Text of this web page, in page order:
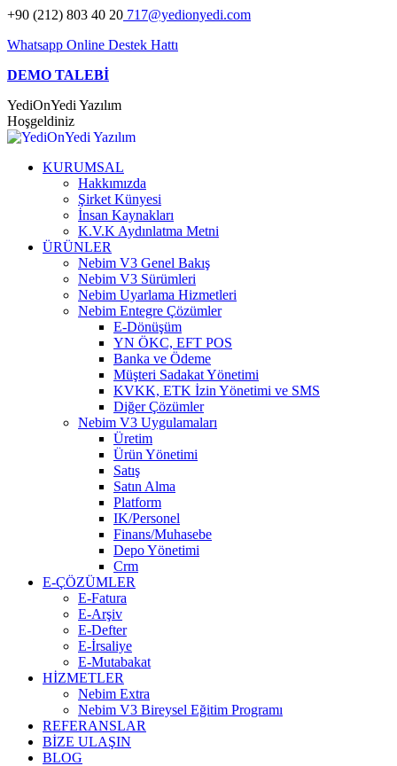
Skip
content
+90 (212) 803 40 20 717@yedionyedi.com
Whatsapp Online Destek Hattı
DEMO TALEBİ
YediOnYedi Yazılım
Hoşgeldiniz
KURUMSAL
Hakkımızda
Şirket Künyesi
İnsan Kaynakları
K.V.K Aydınlatma Metni
ÜRÜNLER
Nebim V3 Genel Bakış
Nebim V3 Sürümleri
Nebim Uyarlama Hizmetleri
Nebim Entegre Çözümler
E-Dönüşüm
YN ÖKC, EFT POS
Banka ve Ödeme
Müşteri Sadakat Yönetimi
KVKK, ETK İzin Yönetimi ve SMS
Diğer Çözümler
Nebim V3 Uygulamaları
Üretim
Ürün Yönetimi
Satış
Satın Alma
Platform
IK/Personel
Finans/Muhasebe
Depo Yönetimi
Crm
E-ÇÖZÜMLER
E-Fatura
E-Arşiv
E-Defter
E-İrsaliye
E-Mutabakat
HİZMETLER
Nebim Extra
Nebim V3 Bireysel Eğitim Programı
REFERANSLAR
BİZE ULAŞIN
BLOG